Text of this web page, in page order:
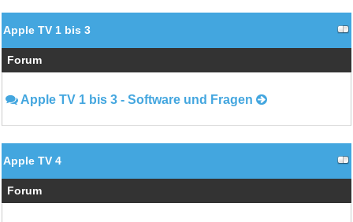
Apple TV 1 bis 3
Forum
Apple TV 1 bis 3 - Software und Fragen
Apple TV 4
Forum